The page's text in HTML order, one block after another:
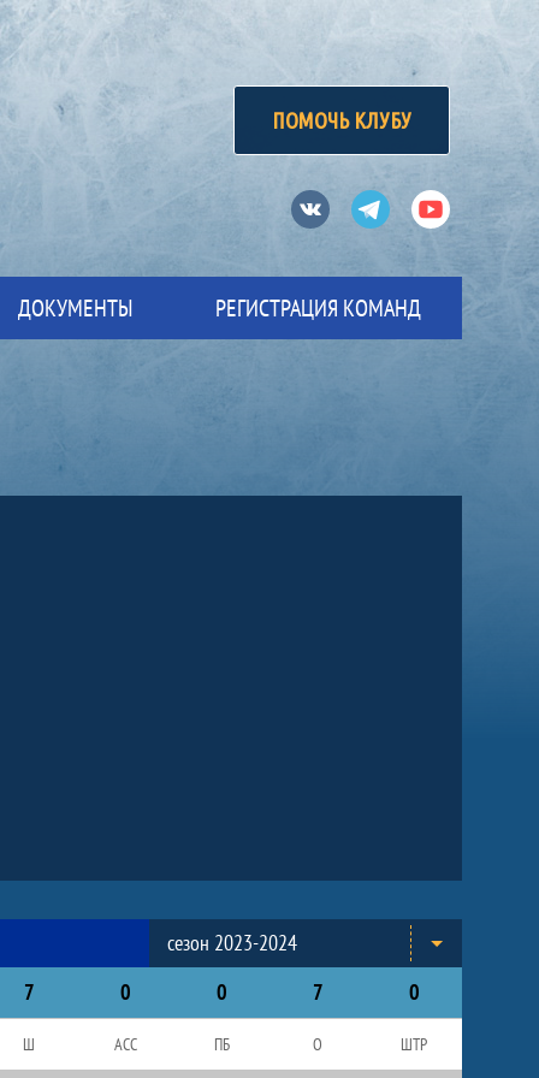
ПОМОЧЬ КЛУБУ
ВконтактеТелеграмЮтуб
ДОКУМЕНТЫ РЕГИСТРАЦИЯ КОМАНД
сезон 2023-2024
7 0 0 7 0
Ш АСС ПБ О ШТР